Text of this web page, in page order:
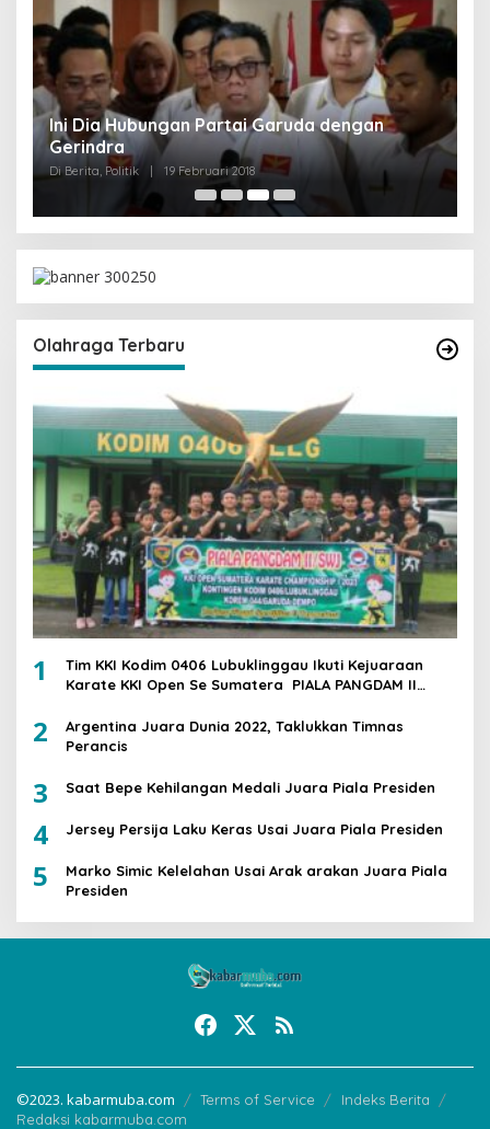
Ini Dia Hubungan Partai Garuda dengan
Gerindra
Di Berita, Politik | 19 Februari 2018
Olahraga Terbaru
1
Tim KKI Kodim 0406 Lubuklinggau Ikuti Kejuaraan
Karate KKI Open Se Sumatera PIALA PANGDAM II
2
Argentina Juara Dunia 2022, Taklukkan Timnas
Perancis
3 Saat Bepe Kehilangan Medali Juara Piala Presiden
4 Jersey Persija Laku Keras Usai Juara Piala Presiden
5
Marko Simic Kelelahan Usai Arak arakan Juara Piala
Presiden
©2023. kabarmuba.com Terms of Service
Indeks Berita
Redaksi kabarmuba.com